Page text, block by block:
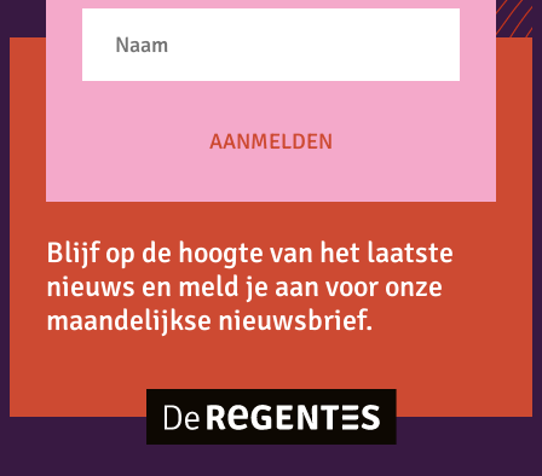
Blijf op de hoogte van het laatste
nieuws en meld je aan voor onze
maandelijkse nieuwsbrief.